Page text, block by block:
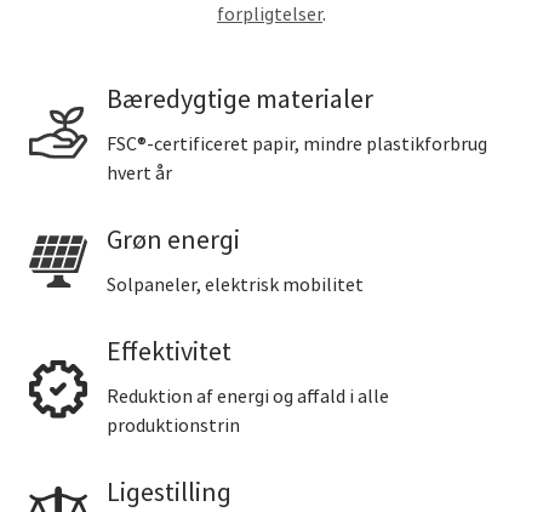
forpligtelser.
Bæredygtige materialer
FSC®-certificeret papir, mindre plastikforbrug
hvert år
Grøn energi
Solpaneler, elektrisk mobilitet
Effektivitet
Reduktion af energi og affald i alle
produktionstrin
Ligestilling